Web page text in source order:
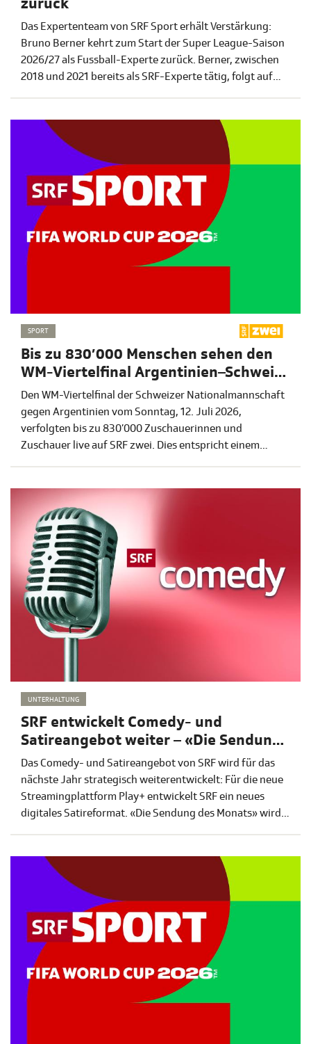
Das Expertenteam von SRF Sport erhält Verstärkung:
Bruno Berner kehrt zum Start der Super League-Saison
2026/27 als Fussball-Experte zurück. Berner, zwischen
2018 und 2021 bereits als SRF-Experte tätig, folgt auf
empfangbar ausstrahlen.
SPORT
Bis zu 830’000 Menschen sehen den
WM-Viertelfinal Argentinien–Schweiz
live auf SRF zwei
Den WM-Viertelfinal der Schweizer Nationalmannschaft
gegen Argentinien vom Sonntag, 12. Juli 2026,
verfolgten bis zu 830’000 Zuschauerinnen und
Zuschauer live auf SRF zwei. Dies entspricht einem
UNTERHALTUNG
SRF entwickelt Comedy- und
Satireangebot weiter – «Die Sendung
des Monats» endet nach drei Staffeln
Das Comedy- und Satireangebot von SRF wird für das
nächste Jahr strategisch weiterentwickelt: Für die neue
Streamingplattform Play+ entwickelt SRF ein neues
digitales Satireformat. «Die Sendung des Monats» wird
gegeben. Weitere Angebote im Bereich Comedy und
Satire befinden sich in Entwicklung.